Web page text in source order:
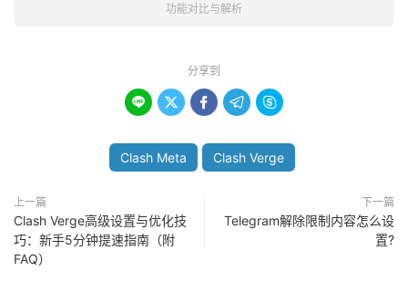
功能对比与解析
分享到
    
Clash Meta Clash Verge
上一篇
Clash Verge高级设置与优化技
巧：新手5分钟提速指南（附
FAQ）
下一篇
Telegram解除限制内容怎么设
置?